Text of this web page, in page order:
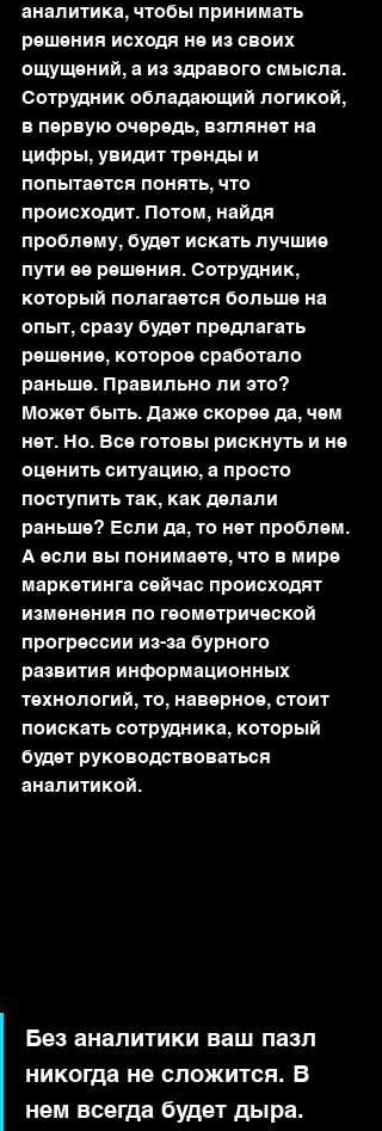
аналитика, чтобы принимать
решения исходя не из своих
ощущений, а из здравого смысла.
Сотрудник обладающий логикой,
в первую очередь, взглянет на
цифры, увидит тренды и
попытается понять, что
происходит. Потом, найдя
проблему, будет искать лучшие
пути ее решения. Сотрудник,
который полагается больше на
опыт, сразу будет предлагать
решение, которое сработало
раньше. Правильно ли это?
Может быть. Даже скорее да, чем
нет. Но. Все готовы рискнуть и не
оценить ситуацию, а просто
поступить так, как делали
раньше? Если да, то нет проблем.
А если вы понимаете, что в мире
маркетинга сейчас происходят
изменения по геометрической
прогрессии из-за бурного
развития информационных
технологий, то, наверное, стоит
поискать сотрудника, который
будет руководствоваться
аналитикой.
Без аналитики ваш пазл
никогда не сложится. В
нем всегда будет дыра.